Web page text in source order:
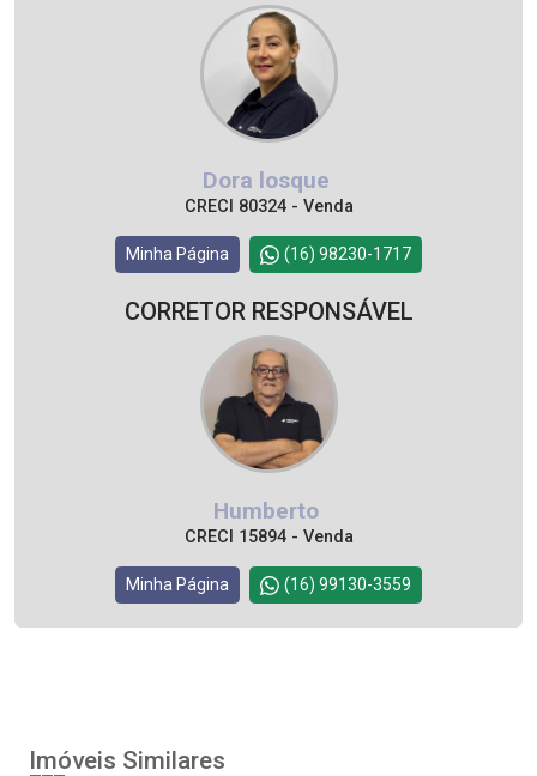
Dora losque
CRECI 80324 - Venda
Minha Página (16) 98230-1717
CORRETOR RESPONSÁVEL
Humberto
CRECI 15894 - Venda
Minha Página (16) 99130-3559
Imóveis Similares